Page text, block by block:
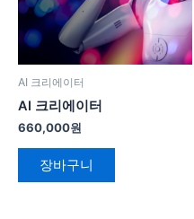
AI 크리에이터
AI 크리에이터
660,000원
장바구니